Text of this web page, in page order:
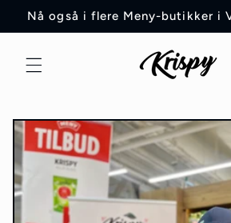
til
innholdet
Nå også i flere Meny-butikker i